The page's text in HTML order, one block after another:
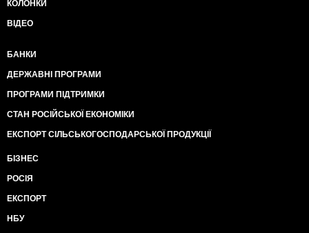
КОЛОНКИ
ВІДЕО
БАНКИ
ДЕРЖАВНІ ПРОГРАМИ
ПРОГРАМИ ПІДТРИМКИ
СТАН РОСІЙСЬКОЇ ЕКОНОМІКИ
ЕКСПОРТ СІЛЬСЬКОГОСПОДАРСЬКОЇ ПРОДУКЦІЇ
БІЗНЕС
РОСІЯ
ЕКСПОРТ
НБУ